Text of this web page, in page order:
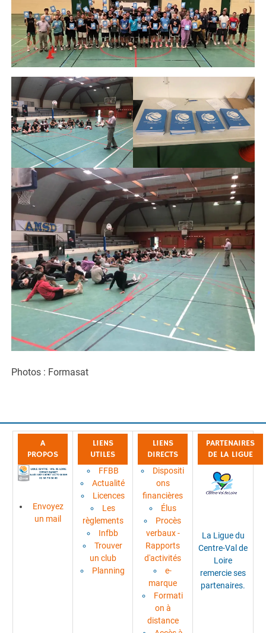
Photos : Formasat
A
PROPOS
Envoyez
un mail
LIENS
UTILES
FFBB
Actualité
Licences
Les
règlements
Infbb
Trouver
un club
Planning
LIENS
DIRECTS
Dispositi
ons
financières
Élus
Procès
verbaux -
Rapports
d'activités
e-
marque
Formati
on à
distance
PARTENAIRES
DE LA LIGUE
La Ligue du
Centre-Val de
Loire
remercie ses
partenaires.